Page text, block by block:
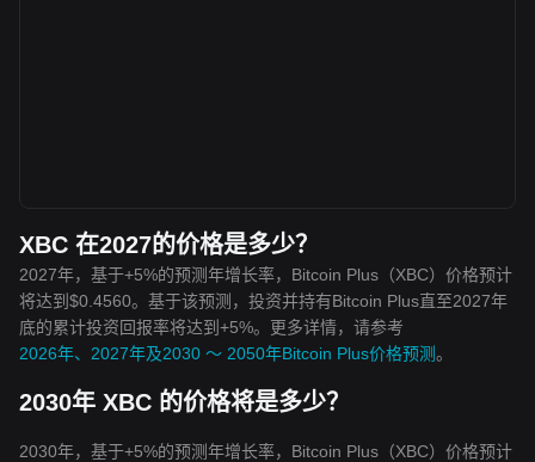
XBC 在2027的价格是多少？
2027年，基于+5%的预测年增长率，Bitcoin Plus（XBC）价格预计
将达到$0.4560。基于该预测，投资并持有Bitcoin Plus直至2027年
底的累计投资回报率将达到+5%。更多详情，请参考
2026年、2027年及2030 ～ 2050年Bitcoin Plus价格预测。
2030年 XBC 的价格将是多少？
2030年，基于+5%的预测年增长率，Bitcoin Plus（XBC）价格预计